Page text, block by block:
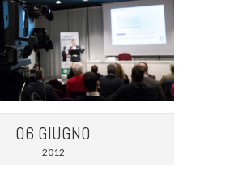
06 GIUGNO
2012